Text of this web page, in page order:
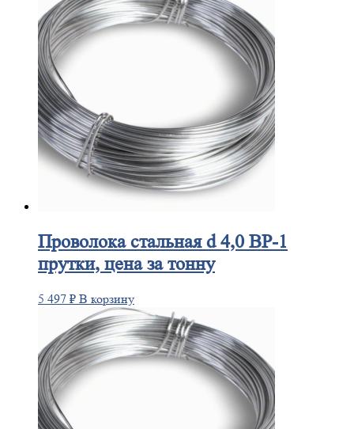
Проволокастальная d 4,0 ВР-1
прутки, цена за тонну
5 497 ₽ В корзину